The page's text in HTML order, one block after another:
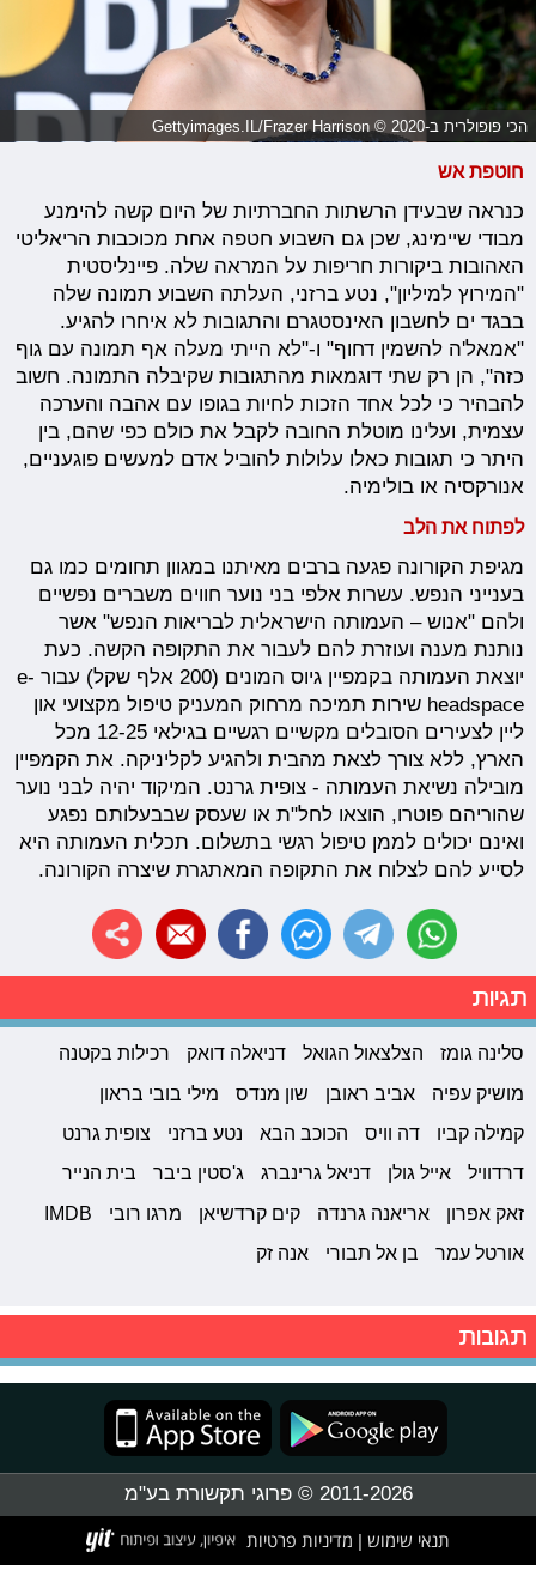
הכי פופולרית ב-2020 © Gettyimages.IL/Frazer Harrison
חוטפת אש
כנראה שבעידן הרשתות החברתיות של היום קשה להימנע
מבודי שיימינג, שכן גם השבוע חטפה אחת מכוכבות הריאליטי
האהובות ביקורות חריפות על המראה שלה. פיינליסטית
"המירוץ למיליון", נטע ברזני, העלתה השבוע תמונה שלה
בבגד ים לחשבון האינסטגרם והתגובות לא איחרו להגיע.
"אמאל'ה להשמין דחוף" ו-"לא הייתי מעלה אף תמונה עם גוף
כזה", הן רק שתי דוגמאות מהתגובות שקיבלה התמונה. חשוב
להבהיר כי לכל אחד הזכות לחיות בגופו עם אהבה והערכה
עצמית, ועלינו מוטלת החובה לקבל את כולם כפי שהם, בין
היתר כי תגובות כאלו עלולות להוביל אדם למעשים פוגעניים,
אנורקסיה או בולימיה.
לפתוח את הלב
מגיפת הקורונה פגעה ברבים מאיתנו במגוון תחומים כמו גם
בענייני הנפש. עשרות אלפי בני נוער חווים משברים נפשיים
ולהם "אנוש – העמותה הישראלית לבריאות הנפש" אשר
נותנת מענה ועוזרת להם לעבור את התקופה הקשה. כעת
יוצאת העמותה בקמפיין גיוס המונים (200 אלף שקל) עבור e-
headspace שירות תמיכה מרחוק המעניק טיפול מקצועי און
ליין לצעירים הסובלים מקשיים רגשיים בגילאי 12-25 מכל
הארץ, ללא צורך לצאת מהבית ולהגיע לקליניקה. את הקמפיין
מובילה נשיאת העמותה - צופית גרנט. המיקוד יהיה לבני נוער
שהוריהם פוטרו, הוצאו לחל"ת או שעסק שבבעלותם נפגע
ואינם יכולים לממן טיפול רגשי בתשלום. תכלית העמותה היא
לסייע להם לצלוח את התקופה המאתגרת שיצרה הקורונה.
תגיות
סלינה גומז הצלצאול הגואל דניאלה דואק
רכילות בקטנה
מושיק עפיה
אביב ראובן שון מנדס
מילי בובי בראון
קמילה קביו
דה וויס הכוכב הבא נטע ברזני
צופית גרנט
דרדוויל
אייל גולן דניאל גרינברג ג'סטין ביבר
בית הנייר
זאק אפרון
אריאנה גרנדה קים קרדשיאן מרגו רובי
IMDB
אורטל עמר
בן אל תבורי אנה זק
תגובות
2011-2026 © פרוגי תקשורת בע"מ
תנאי שימוש מדיניות פרטיות